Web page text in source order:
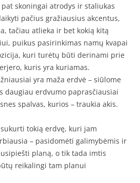
skoningai atrodys ir staliukas
pačius gražiausius akcentus,
tačiau atlieka ir bet kokią kitą
puikus pasirinkimas namų kvapai
kuri turėtų būti derinami prie
kuris yra kuriamas.
yra maža erdvė – siūlome
daugiau erdvumo paprasčiausiai
spalvas, kurios – traukia akis.
tokią erdvę, kuri jam
– pasidomėti galimybėmis ir
planą, o tik tada imtis
reikalingi tam planui